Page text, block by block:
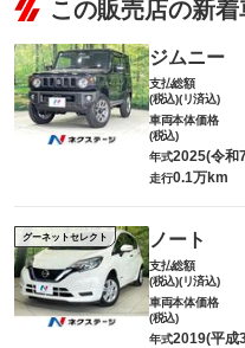
この販売店の新着
ジムニー
支払総額
(税込)(リ済込)
車両本体価格
(税込)
年式2025(令和
走行0.1万km
グーネットセレクト ノート
支払総額
(税込)(リ済込)
車両本体価格
(税込)
年式2019(平成